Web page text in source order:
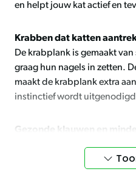
en helpt jouw kat actief en
Krabben dat katten
De krabplank is gemaakt
graag hun nagels in zetten.
maakt de krabplank extra
instinctief wordt
Gezonde klauwen en
de nagels op een natuurlijke